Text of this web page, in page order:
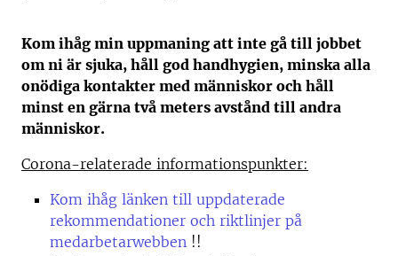
Kom ihåg min uppmaning att inte gå till jobbet
om ni är sjuka, håll god handhygien, minska alla
onödiga kontakter med människor och håll
minst en gärna två meters avstånd till andra
människor.
Corona-relaterade informationspunkter:
Kom ihåg länken till uppdaterade
rekommendationer och riktlinjer på
medarbetarwebben !!